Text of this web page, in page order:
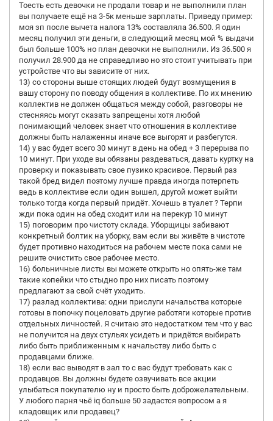
Тоесть есть девочки не продали товар и не выполнили план
вы получаете ещё на 3-5к меньше зарплаты. Приведу пример:
моя зп после вычета налога 13% составляла 36.500. Я один
месяц получил эти деньги, в следующий месяц мой % выдачи
был больше 100% но план девочки не выполнили. Из 36.500 я
получил 28.900 да не справедливо но это стоит учитывать при
устройстве что вы зависите от них.
13) со стороны выше стоящих людей будут возмущения в
вашу сторону по поводу общения в коллективе. По их мнению
коллектив не должен общаться между собой, разговоры не
стесняясь могут сказать запрещены хотя любой
понимающий человек знает что отношения в коллективе
должны быть налаженны иначе все выгорят и разбегутся.
14) у вас будет всего 30 минут в день на обед + 3 перерыва по
10 минут. При уходе вы обязаны раздеваться, давать куртку на
проверку и показывать свое пузико красивое. Первый раз
такой бред видел поэтому лучше правда иногда потерпеть
ведь в коллективе если один вышел, другой может выйти
только тогда когда первый придёт. Хочешь в туалет ? Терпи
жди пока один на обед сходит или на перекур 10 минут
15) поговорим про чистоту склада. Уборщицы забивают
конкретный болтик на уборку, вам если вы живёте в чистоте
будет противно находиться на рабочем месте пока сами не
решите очистить свое рабочее место.
16) больничные листы вы можете открыть но опять-же там
такие копейки что стыдно про них писать поэтому
предлагают за свой счёт уходить.
17) разлад коллектива: одни прислуги начальства которые
готовы в попочку поцеловать другие работяги которые против
отдельных личностей. Я считаю это недостатком тем что у вас
не получится на двух стульях усидеть и придётся выбирать
либо быть приближенным к начальству либо быть с
продавцами ближе.
18) если вас выводят в зал то с вас будут требовать как с
продавцов. Вы должны будете озвучивать все акции
улыбаться покупателю ну и просто быть доброжелательным.
У любого парня чьё iq больше 50 задастся вопросом а я
кладовщик или продавец?